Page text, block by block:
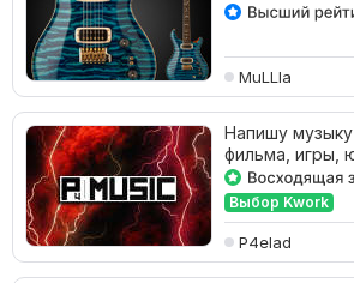
MuLLIa
Напишу
фильма, игры,
Выбор Kwork
P4elad